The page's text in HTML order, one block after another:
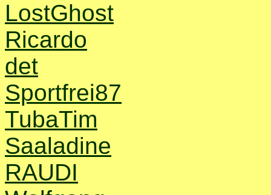
LostGhost
Ricardo
det
Sportfrei87
TubaTim
Saaladine
RAUDI